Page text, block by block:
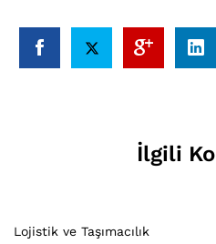
İlgili
Lojistik ve Taşımacılık